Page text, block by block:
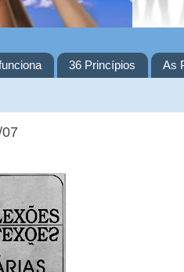
36 Princípios As